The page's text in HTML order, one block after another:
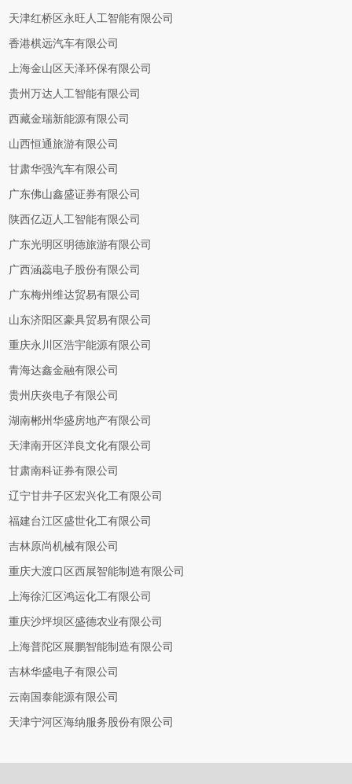
天津红桥区永旺人工智能有限公司
香港棋远汽车有限公司
上海金山区天泽环保有限公司
贵州万达人工智能有限公司
西藏金瑞新能源有限公司
山西恒通旅游有限公司
甘肃华强汽车有限公司
广东佛山鑫盛证券有限公司
陕西亿迈人工智能有限公司
广东光明区明德旅游有限公司
广西涵蕊电子股份有限公司
广东梅州维达贸易有限公司
山东济阳区豪具贸易有限公司
重庆永川区浩宇能源有限公司
青海达鑫金融有限公司
贵州庆炎电子有限公司
湖南郴州华盛房地产有限公司
天津南开区洋良文化有限公司
甘肃南科证券有限公司
辽宁甘井子区宏兴化工有限公司
福建台江区盛世化工有限公司
吉林原尚机械有限公司
重庆大渡口区西展智能制造有限公司
上海徐汇区鸿运化工有限公司
重庆沙坪坝区盛德农业有限公司
上海普陀区展鹏智能制造有限公司
吉林华盛电子有限公司
云南国泰能源有限公司
天津宁河区海纳服务股份有限公司